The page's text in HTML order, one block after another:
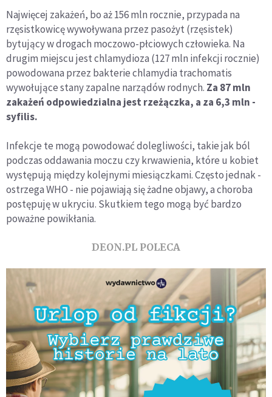
Najwięcej zakażeń, bo aż 156 mln rocznie, przypada na
rzęsistkowicę wywoływana przez pasożyt (rzęsistek)
bytujący w drogach moczowo-płciowych człowieka. Na
drugim miejscu jest chlamydioza (127 mln infekcji rocznie)
powodowana przez bakterie chlamydia trachomatis
wywołujące stany zapalne narządów rodnych. Za 87 mln
zakażeń odpowiedzialna jest rzeżączka, a za 6,3 mln -
syfilis.
Infekcje te mogą powodować dolegliwości, takie jak ból
podczas oddawania moczu czy krwawienia, które u kobiet
występują między kolejnymi miesiączkami. Często jednak -
ostrzega WHO - nie pojawiają się żadne objawy, a choroba
postępuję w ukryciu. Skutkiem tego mogą być bardzo
poważne powikłania.
DEON.PL POLECA